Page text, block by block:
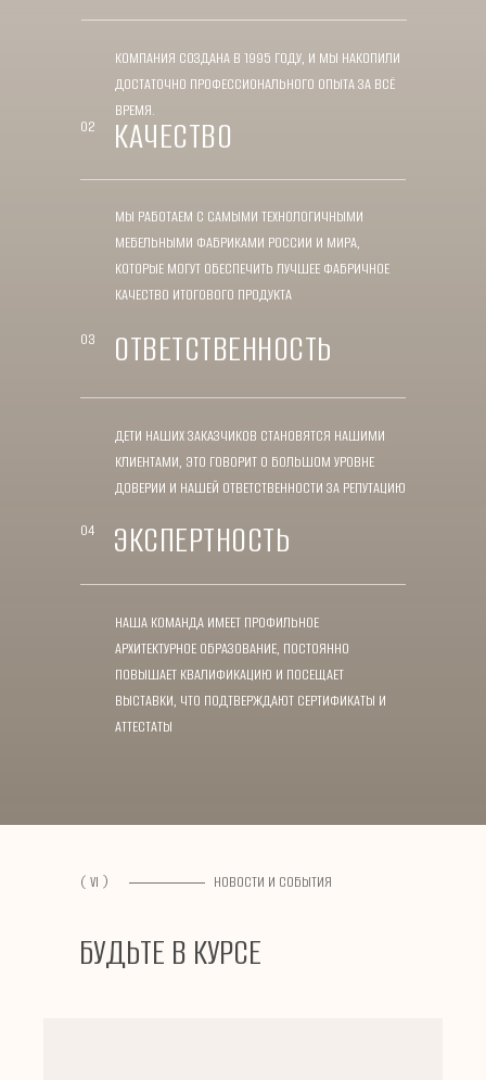
КОМПАНИЯ СОЗДАНА В 1995 ГОДУ, И МЫ НАКОПИЛИ
ДОСТАТОЧНО ПРОФЕССИОНАЛЬНОГО ОПЫТА ЗА ВСЁ
ВРЕМЯ.
КАЧЕСТВО
МЫ РАБОТАЕМ С САМЫМИ ТЕХНОЛОГИЧНЫМИ
МЕБЕЛЬНЫМИ ФАБРИКАМИ РОССИИ И МИРА,
КОТОРЫЕ МОГУТ ОБЕСПЕЧИТЬ ЛУЧШЕЕ ФАБРИЧНОЕ
КАЧЕСТВО ИТОГОВОГО ПРОДУКТА
02
ОТВЕТСТВЕННОСТЬ
ДЕТИ НАШИХ ЗАКАЗЧИКОВ СТАНОВЯТСЯ НАШИМИ
КЛИЕНТАМИ, ЭТО ГОВОРИТ О БОЛЬШОМ УРОВНЕ
ДОВЕРИИ И НАШЕЙ ОТВЕТСТВЕННОСТИ ЗА РЕПУТАЦИЮ
03
ЭКСПЕРТНОСТЬ
НАША КОМАНДА ИМЕЕТ ПРОФИЛЬНОЕ
АРХИТЕКТУРНОЕ ОБРАЗОВАНИЕ, ПОСТОЯННО
ПОВЫШАЕТ КВАЛИФИКАЦИЮ И ПОСЕЩАЕТ
ВЫСТАВКИ, ЧТО ПОДТВЕРЖДАЮТ СЕРТИФИКАТЫ И
АТТЕСТАТЫ
04
( VI ) НОВОСТИ И СОБЫТИЯ
БУДЬТЕ В КУРСЕ